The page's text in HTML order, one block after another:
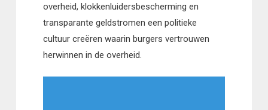
overheid, klokkenluidersbescherming en
transparante geldstromen een politieke
cultuur creëren waarin burgers vertrouwen
herwinnen in de overheid.